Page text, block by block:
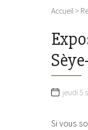
Accueil >
jeudi 5
Si vous